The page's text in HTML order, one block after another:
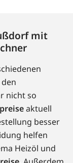
mit
nicht so
aktuell
besser
helfen
Heizöl und